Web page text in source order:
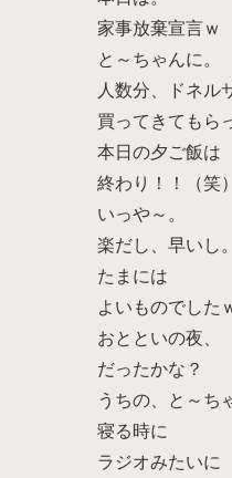
家事放棄宣言ｗ
と～ちゃんに。
人数分、ドネル
買ってきてもら
本日の夕ご飯は
終わり！！（笑）
いっや～。
楽だし、早いし。
たまには
よいものでした
おとといの夜、
だったかな？
うちの、と～ち
寝る時に
ラジオみたいに